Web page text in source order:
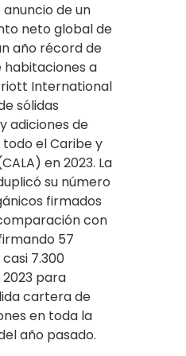
de un
neto global de
año récord de
a
International
sólidas
adiciones de
el Caribe y
en 2023. La
su número
firmados
con
57
7.300
para
cartera de
en toda la
año pasado.